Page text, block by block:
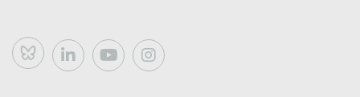
Bluesky